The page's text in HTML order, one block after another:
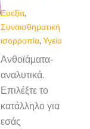
Ευεξία,
Συναισθηματική
ισορροπία,Υγεία
Ανθοϊάματα-
αναλυτικά.
Επιλέξτε το
κατάλληλο για
εσάς